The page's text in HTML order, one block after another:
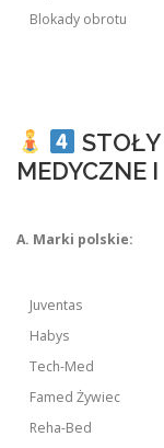
Blokady obrotu
MEDYCZNE
A. Marki polskie:
Juventas
Habys
Tech-Med
Famed Żywiec
Reha-Bed